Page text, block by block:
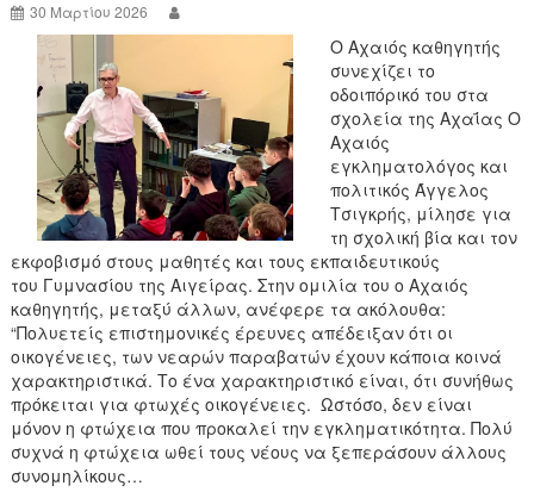
30 Μαρτίου 2026
Ο Αχαιός καθηγητής
συνεχίζει το
οδοιπόρικό του στα
σχολεία της Αχαΐας Ο
Αχαιός
εγκληματολόγος και
πολιτικός Άγγελος
Τσιγκρής, μίλησε για
τη σχολική βία και τον
εκφοβισμό στους μαθητές και τους εκπαιδευτικούς
του Γυμνασίου της Αιγείρας. Στην ομιλία του ο Αχαιός
καθηγητής, μεταξύ άλλων, ανέφερε τα ακόλουθα:
“Πολυετείς επιστημονικές έρευνες απέδειξαν ότι οι
οικογένειες, των νεαρών παραβατών έχουν κάποια κοινά
χαρακτηριστικά. Το ένα χαρακτηριστικό είναι, ότι συνήθως
πρόκειται για φτωχές οικογένειες. Ωστόσο, δεν είναι
μόνον η φτώχεια που προκαλεί την εγκληματικότητα. Πολύ
συχνά η φτώχεια ωθεί τους νέους να ξεπεράσουν άλλους
συνομηλίκους…